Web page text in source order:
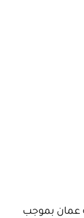
عمان بموجب